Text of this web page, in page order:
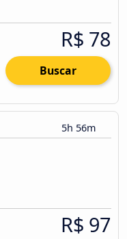
R$ 78
Buscar
5h 56m
R$ 97